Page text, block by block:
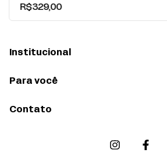
R$329,00
Institucional
Para você
Contato